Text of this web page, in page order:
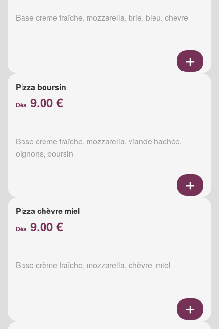
Base crème fraîche, mozzarella, brie, bleu, chèvre
Pizza boursin
Dès 9.00 €
Base crème fraîche, mozzarella, viande hachée,
oignons, boursin
Pizza chèvre miel
Dès 9.00 €
Base crème fraîche, mozzarella, chèvre, miel